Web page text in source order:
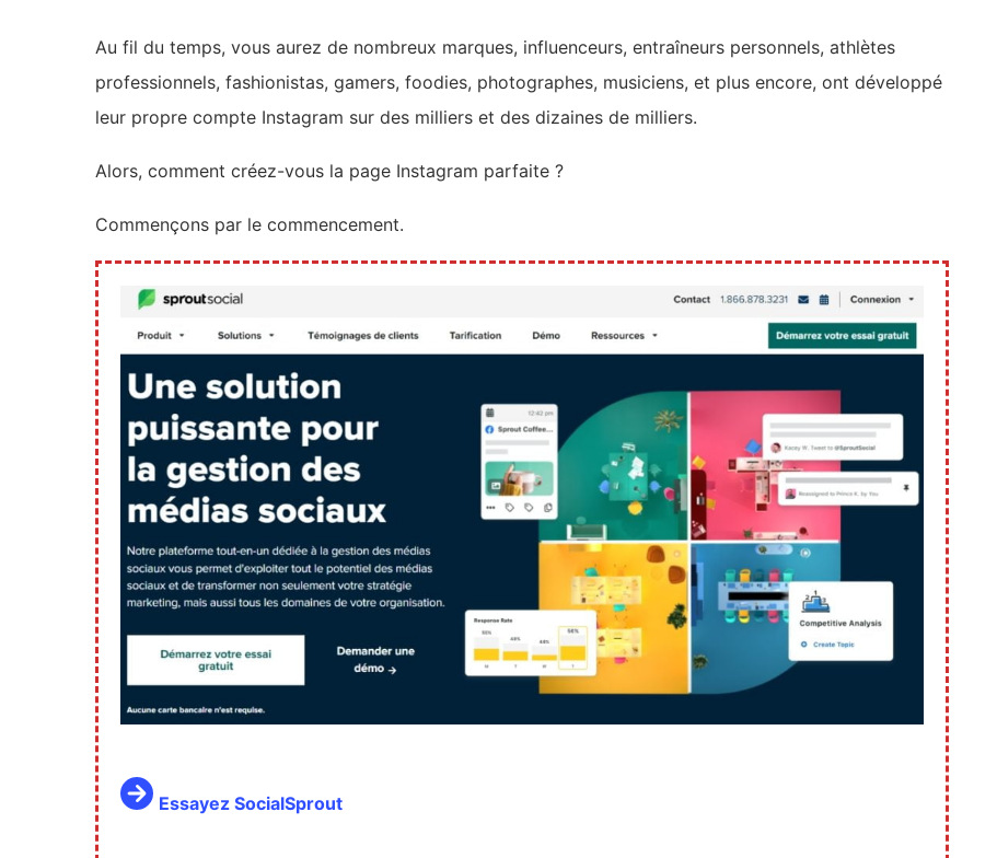
Au fil du temps, vous aurez de nombreux marques, influenceurs, entraîneurs personnels, athlètes
professionnels, fashionistas, gamers, foodies, photographes, musiciens, et plus encore, ont développé
leur propre compte Instagram sur des milliers et des dizaines de milliers.
Alors, comment créez-vous la page Instagram parfaite ?
Commençons par le commencement.
Essayez SocialSprout